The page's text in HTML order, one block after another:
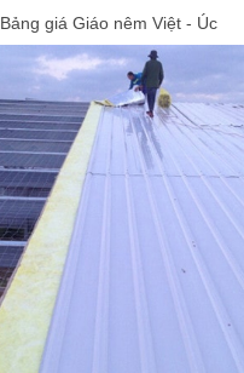
Bảng giá Giáo nêm Việt - Úc